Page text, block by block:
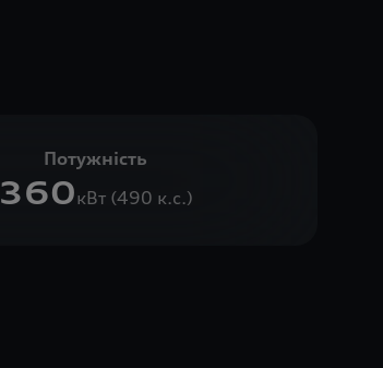
Потужність
360кВт (490 к.с.)